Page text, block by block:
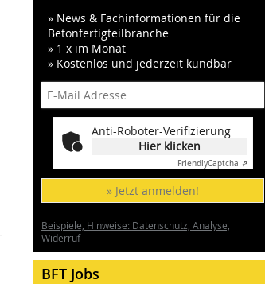
» News & Fachinformationen für die
Betonfertigteilbranche
» 1 x im Monat
» Kostenlos und jederzeit kündbar
Anti-Roboter-Verifizierung
Hier klicken
FriendlyCaptcha ⇗
» Jetzt anmelden!
Beispiele, Hinweise: Datenschutz, Analyse,
Widerruf
BFT Jobs